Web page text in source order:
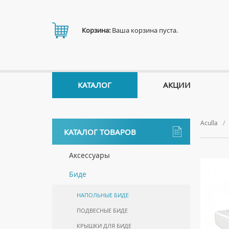
Aculla
КАТАЛОГ ТОВАРОВ
Аксессуары
ДЕРЖАТЕЛИ
Биде
НАПОЛЬНЫЕ БИДЕ
ПОДВЕСНЫЕ БИДЕ
КРЫШКИ ДЛЯ БИДЕ
Корзина: Ваша корзина пуста.
КАТАЛОГ АКЦИИ